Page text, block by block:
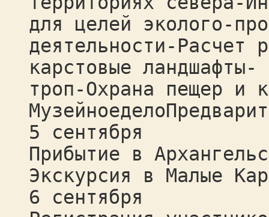
для целей эколого-
деятельности-Расчет
карстовые ландшафты-
троп-Охрана пещер и
5 сентября
Прибытие в
Экскурсия в Малые
6 сентября